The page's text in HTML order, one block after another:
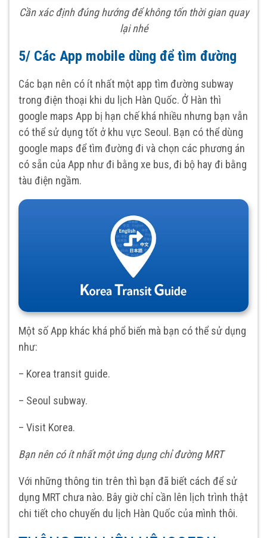
Cần xác định đúng hướng để không tốn thời gian quay
lại nhé
5/ Các App mobile dùng để tìm đường
Các bạn nên có ít nhất một app tìm đường subway
trong điện thoại khi du lịch Hàn Quốc. Ở Hàn thì
google maps App bị hạn chế khá nhiều nhưng bạn vẫn
có thể sử dụng tốt ở khu vực Seoul. Bạn có thể dùng
google maps để tìm đường đi và chọn các phương án
có sẵn của App như đi bằng xe bus, đi bộ hay đi bằng
tàu điện ngầm.
Một số App khác khá phổ biến mà bạn có thể sử dụng
như:
– Korea transit guide.
– Seoul subway.
– Visit Korea.
Bạn nên có ít nhất một ứng dụng chỉ đường MRT
Với những thông tin trên thì bạn đã biết cách để sử
dụng MRT chưa nào. Bây giờ chỉ cần lên lịch trình thật
chi tiết cho chuyến du lịch Hàn Quốc của mình thôi.